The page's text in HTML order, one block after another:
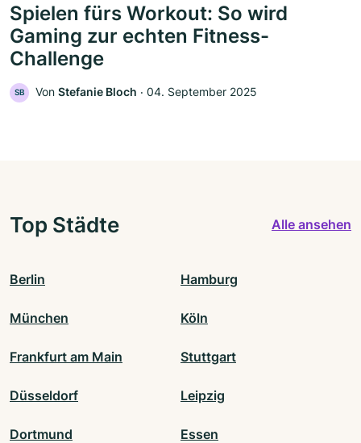
Spielen fürs Workout: So wird
Gaming zur echten Fitness-
Challenge
SB Von Stefanie Bloch ‧ 04. September 2025
Top Städte Alle ansehen
Berlin Hamburg
München Köln
Frankfurt am Main Stuttgart
Düsseldorf Leipzig
Dortmund Essen